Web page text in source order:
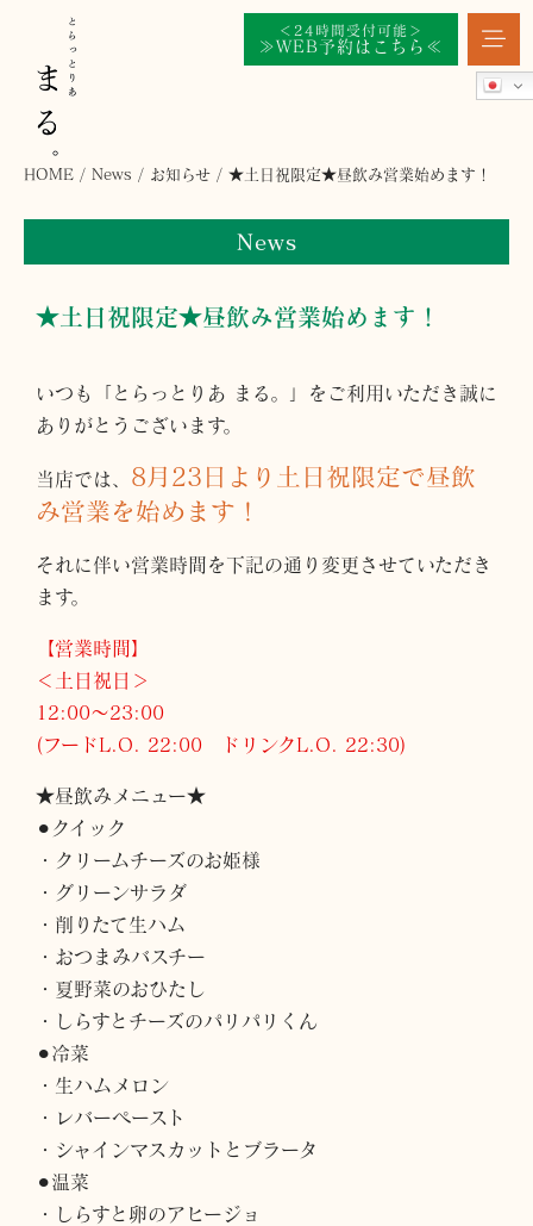
＜24時間受付可能＞
≫WEB予約はこちら≪
HOME / News / お知らせ / ★土日祝限定★昼飲み営業始めます！
News
★土日祝限定★昼飲み営業始めます！
いつも「とらっとりあ まる。」をご利用いただき誠に
ありがとうございます。
当店では、 8月23日より土日祝限定で昼飲
み営業を始めます！
それに伴い営業時間を下記の通り変更させていただき
ます。
【営業時間】
＜土日祝日＞
12:00～23:00
(フードL.O. 22:00 ドリンクL.O. 22:30)
★昼飲みメニュー★
⚫︎クイック
・クリームチーズのお姫様
・グリーンサラダ
・削りたて生ハム
・おつまみバスチー
・夏野菜のおひたし
・しらすとチーズのパリパリくん
⚫︎冷菜
・生ハムメロン
・レバーペースト
・シャインマスカットとブラータ
⚫︎温菜
・しらすと卵のアヒージョ